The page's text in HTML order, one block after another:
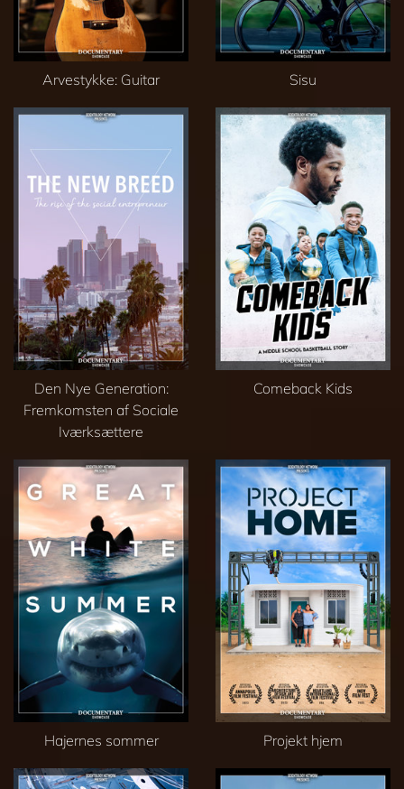
Arvestykke: Guitar Sisu
Den Nye Generation:
Fremkomsten af Sociale
Iværksættere
Comeback Kids
Hajernes sommer Projekt hjem